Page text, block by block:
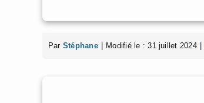
Par Stéphane Modifié le : 31 juillet 2024